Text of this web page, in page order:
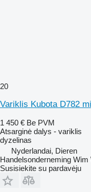
20
Variklis Kubota D782
1 450 € Be PVM
Atsarginė dalys - variklis
dyzelinas
Nyderlandai, Dieren
Handelsonderneming
Susisiekite su pardavėju